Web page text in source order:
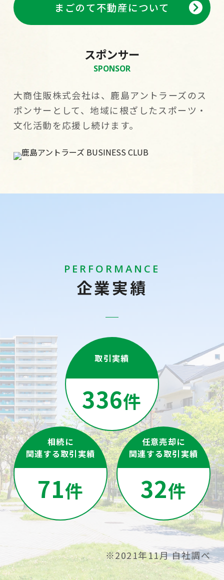
まごのて不動産について
スポンサー
SPONSOR
大商住販株式会社は、鹿島アントラーズのス
ポンサーとして、地域に根ざしたスポーツ・
文化活動を応援し続けます。
PERFORMANCE
企業実績
取引実績
336件
相続に
関連する取引実績
71件
任意売却に
関連する取引実績
32件
※2021年11月 自社調べ